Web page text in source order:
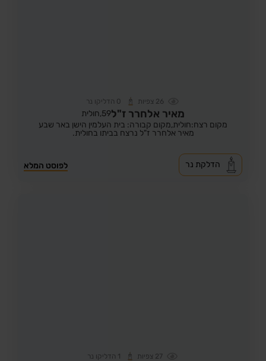
26 צפיות 0 הדליקו נר
מאיר אלחרר ז"ל59, חולית
מקום רצח:חולית,מקום קבורה: בית העלמין הישן באר שבע
מאיר אלחרר ז"ל נרצח בביתו בחולית.
לפוסט המלא הדלקת נר
27 צפיות 1 הדליקו נר